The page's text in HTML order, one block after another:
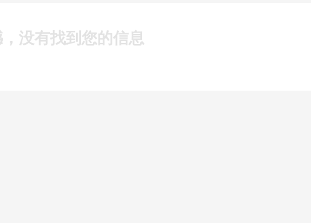
没有找到您的信息